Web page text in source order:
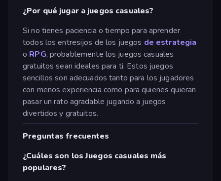
¿Por qué jugar a juegos casuales?
Si no tienes paciencia o tiempo para aprender
todos los entresijos de los juegos de estrategia
o RPG, probablemente los juegos casuales
gratuitos sean ideales para ti. Estos juegos
sencillos son adecuados tanto para los jugadores
con menos experiencia como para quienes quieran
pasar un rato agradable jugando a juegos
divertidos y gratuitos.
Preguntas frecuentes
¿Cuáles son los Juegos casuales más
populares?